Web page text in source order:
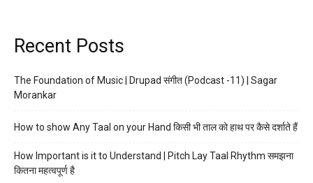
Recent Posts
The Foundation of Music | Drupad संगीत (Podcast -11) | Sagar
Morankar
How to show Any Taal on your Hand किसी भी ताल को हाथ पर कैसे दर्शाते हैं
How Important is it to Understand | Pitch Lay Taal Rhythm समझना
कितना महत्वपूर्ण है